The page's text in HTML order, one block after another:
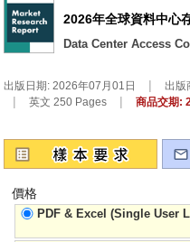
2026年全球資料中心
Data Center Access
出版日期:2026年07月01日 | 出
| 英文 250 Pages | 商品交期:
價格
PDF & Excel (Single User